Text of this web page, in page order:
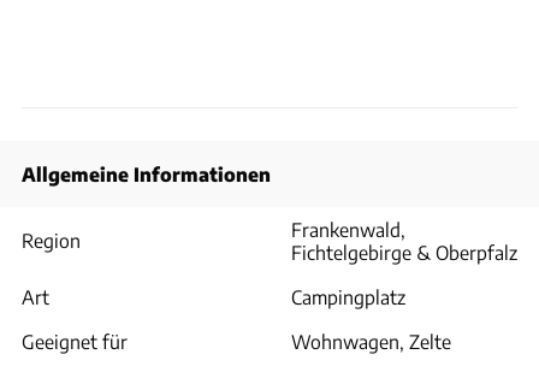
Allgemeine Informationen
Region
Frankenwald,
Fichtelgebirge & Oberpfalz
Art
Campingplatz
Geeignet für
Wohnwagen, Zelte